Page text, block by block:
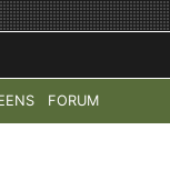
FORUM
4 HALO: